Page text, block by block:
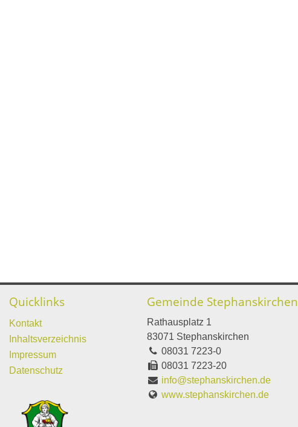
Quicklinks
Kontakt
Inhaltsverzeichnis
Impressum
Datenschutz
Gemeinde Stephanskirchen
Rathausplatz 1
83071 Stephanskirchen
08031 7223-0
08031 7223-20
info@stephanskirchen.de
www.stephanskirchen.de